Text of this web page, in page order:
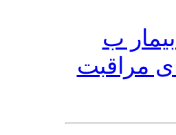
ب
مراقبت